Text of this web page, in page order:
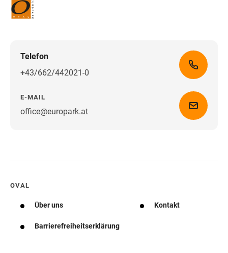
Telefon
+43/662/442021-0
E-MAIL
office@europark.atWegbeschreibung erhalten
OVAL
Über uns Kontakt
Barrierefreiheitserklärung